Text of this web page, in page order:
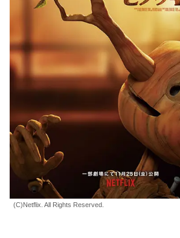
(C)Netflix. All Rights Reserved.